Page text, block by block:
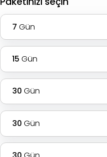
7 Gün
15 Gün
30 Gün
30 Gün